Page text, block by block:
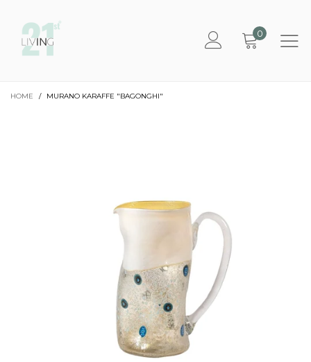
0
HOME / MURANO KARAFFE "BAGONGHI"